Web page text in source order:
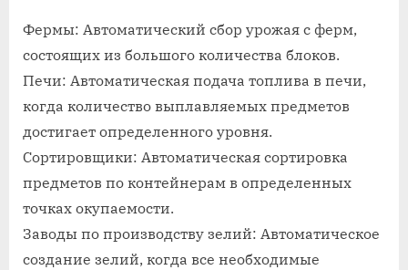
Фермы: Автоматический сбор урожая с ферм,
состоящих из большого количества блоков.
Печи: Автоматическая подача топлива в печи,
когда количество выплавляемых предметов
достигает определенного уровня.
Сортировщики: Автоматическая сортировка
предметов по контейнерам в определенных
точках окупаемости.
Заводы по производству зелий: Автоматическое
создание зелий, когда все необходимые